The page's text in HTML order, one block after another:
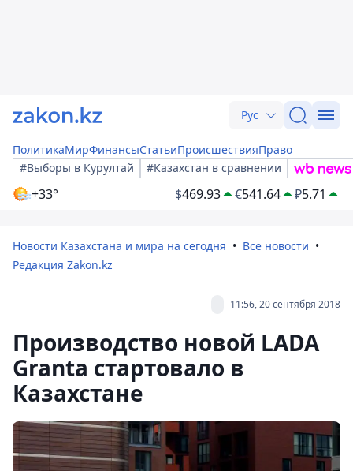
Рус
ПолитикаМирФинансыСтатьиПроисшествияПраво
#Выборы в Курултай
#Казахстан в сравнении
+33° $469.93 €541.64 ₽5.71
Новости Казахстана и мира на сегодня
Все новости
Редакция Zakon.kz
11:56, 20 сентября 2018
Производство новой LADA
Granta стартовало в
Казахстане